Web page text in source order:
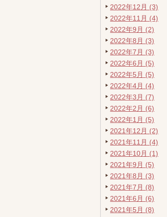
2022年12月 (3)
2022年11月 (4)
2022年9月 (2)
2022年8月 (3)
2022年7月 (3)
2022年6月 (5)
2022年5月 (5)
2022年4月 (4)
2022年3月 (7)
2022年2月 (6)
2022年1月 (5)
2021年12月 (2)
2021年11月 (4)
2021年10月 (1)
2021年9月 (5)
2021年8月 (3)
2021年7月 (8)
2021年6月 (6)
2021年5月 (8)